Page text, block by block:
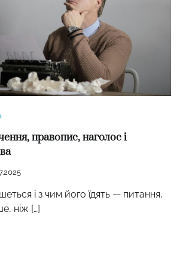
правопис, наголос і
і з чим його їдять — питання,
ніж […]